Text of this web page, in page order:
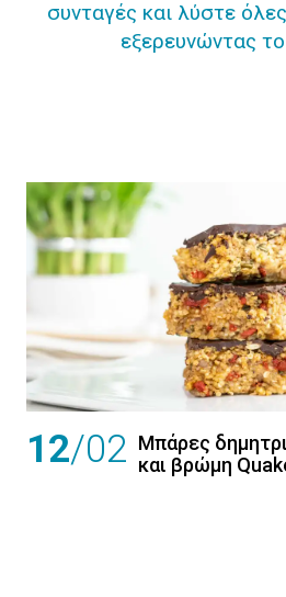
συνταγές και λύστε
εξερευνώντας
12/02 Μπάρες
και βρώμη